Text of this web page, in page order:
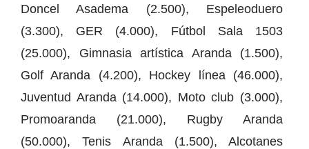
Doncel Asadema (2.500), Espeleoduero
(3.300), GER (4.000), Fútbol Sala 1503
(25.000), Gimnasia artística Aranda (1.500),
Golf Aranda (4.200), Hockey línea (46.000),
Juventud Aranda (14.000), Moto club (3.000),
Promoaranda (21.000), Rugby Aranda
(50.000), Tenis Aranda (1.500), Alcotanes